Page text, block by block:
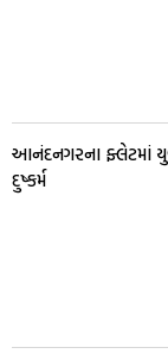
આનંદનગરના ફ્લેટમાં
દુષ્કર્મ